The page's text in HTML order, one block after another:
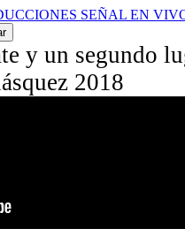
SEÑAL EN
y un segundo
2018